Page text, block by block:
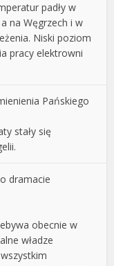
padły w
na Węgrzech i w
Niski poziom
pracy elektrowni
Pańskiego
stały się
dramacie
obecnie w
władze